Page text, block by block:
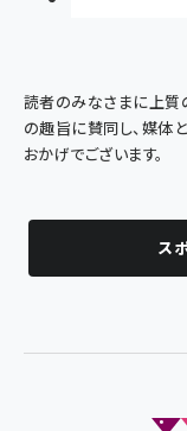
読者のみなさまに上質
の趣旨に賛同し、媒体
おかげでございます。
ス